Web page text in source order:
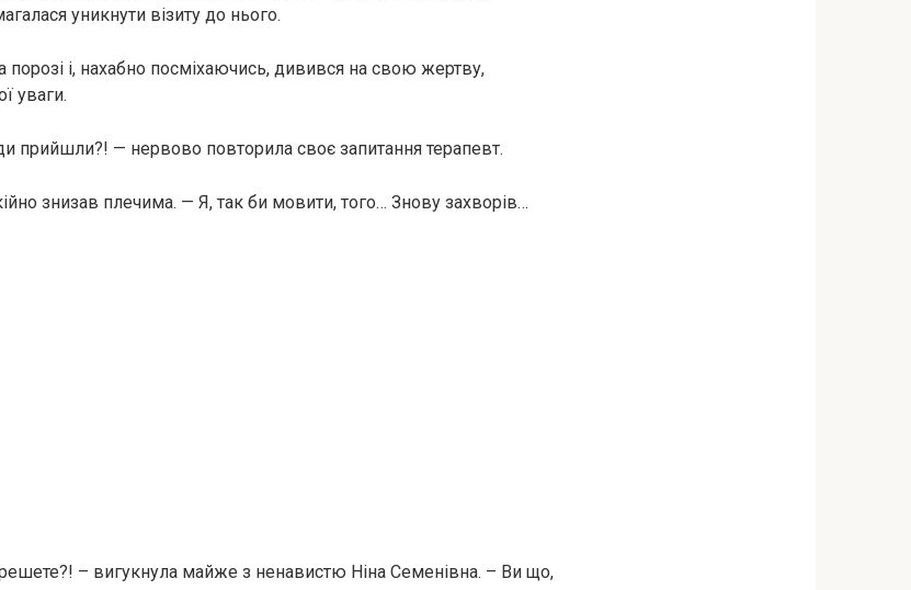
уникнути візиту до нього.
порозі і, нахабно посміхаючись, дивився на свою жертву,
уваги.
прийшли?! — нервово повторила своє запитання терапевт.
знизав плечима. — Я, так би мовити, того… Знову захворів…
– вигукнула майже з ненавистю Ніна Семенівна. – Ви що,